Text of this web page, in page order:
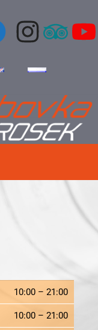
10:00 – 21:00
10:00 – 21:00